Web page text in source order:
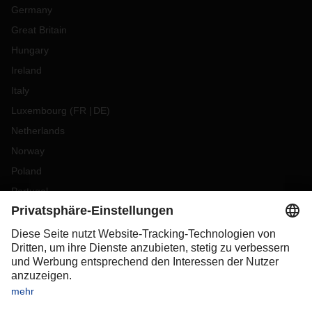
Germany
Great Britain
Hungary
Ireland
Italy
Luxembourg (FR DE)
Netherlands
Norway
Poland
Portugal
Romania
Slovakia
Spain
Sweden
Switzerland